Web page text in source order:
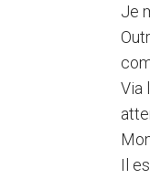
Je
Via
Il